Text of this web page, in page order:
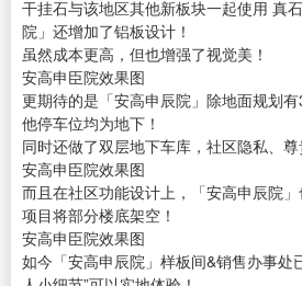
干挂石与该地区其他新板块一起使用 真
院」还增加了铝板设计！
虽然成本更高，但也增强了视觉美！
安高申臣院效果图
更期待的是「安高申辰院」除地面规划
他停车位均为地下！
同时还做了双层地下车库，社区隐私、尊
安高申臣院效果图
而且在社区功能设计上，「安高申辰院
项目将部分楼底架空！
安高申臣院效果图
如今「安高申辰院」样板间&销售办事处